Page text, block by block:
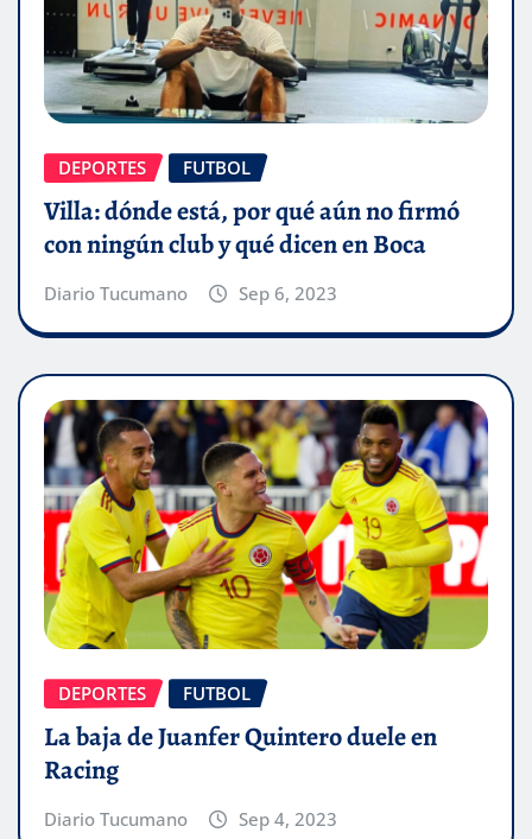
DEPORTES FUTBOL
Villa: dónde está, por qué aún no firmó
con ningún club y qué dicen en Boca
Diario Tucumano Sep 6, 2023
DEPORTES FUTBOL
La baja de Juanfer Quintero duele en
Racing
Diario Tucumano Sep 4, 2023